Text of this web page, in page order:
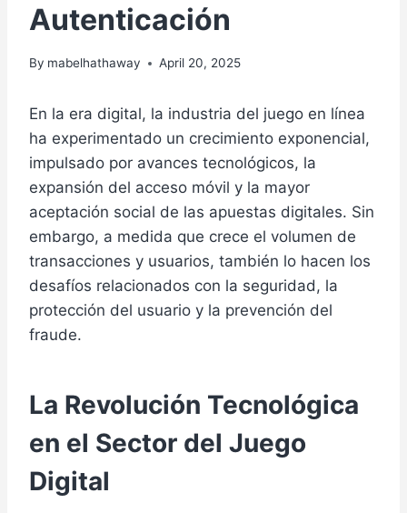
Autenticación
By mabelhathaway April 20, 2025
En la era digital, la industria del juego en línea
ha experimentado un crecimiento exponencial,
impulsado por avances tecnológicos, la
expansión del acceso móvil y la mayor
aceptación social de las apuestas digitales. Sin
embargo, a medida que crece el volumen de
transacciones y usuarios, también lo hacen los
desafíos relacionados con la seguridad, la
protección del usuario y la prevención del
fraude.
La Revolución Tecnológica
en el Sector del Juego
Digital